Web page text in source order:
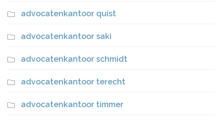
advocatenkantoor quist
advocatenkantoor saki
advocatenkantoor schmidt
advocatenkantoor terecht
advocatenkantoor timmer